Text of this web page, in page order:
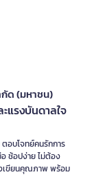
กัด (มหาชน)
แรงบันดาลใจ
อบโจทย์คนรักการ
ช้อปง่าย ไม่ต้อง
งเขียนคุณภาพ พร้อม